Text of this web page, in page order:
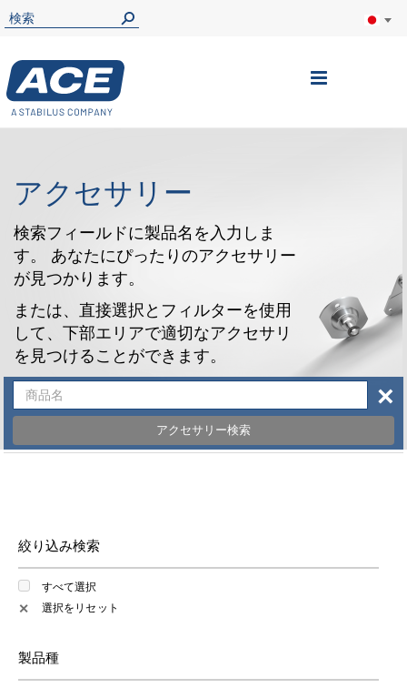
ナ
アクセサリー
検索フィールドに製品名を入力しま
す。 あなたにぴったりのアクセサリー
が見つかります。
または、直接選択とフィルターを使用
して、下部エリアで適切なアクセサリ
を見つけることができます。
アクセサリー検索
×
絞り込み検索
すべて選択
✕ 選択をリセット
製品種